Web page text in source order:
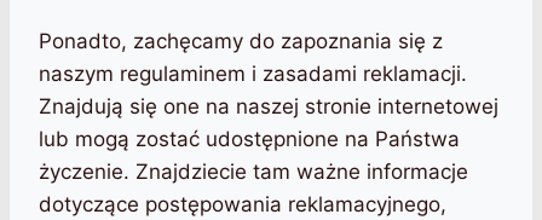
Ponadto, zachęcamy do zapoznania się z
naszym regulaminem i zasadami reklamacji.
Znajdują się one na naszej stronie internetowej
lub mogą zostać udostępnione na Państwa
życzenie. Znajdziecie tam ważne informacje
dotyczące postępowania reklamacyjnego,